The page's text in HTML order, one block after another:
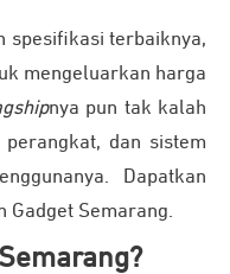
spesifikasi terbaiknya,
mengeluarkan harga
nya pun tak kalah
dan sistem
Dapatkan
Gadget Semarang.